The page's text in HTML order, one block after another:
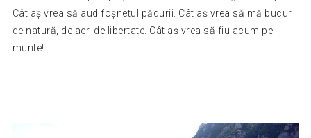
Cât aș vrea să aud foșnetul pădurii. Cât aș vrea să mă bucur
de natură, de aer, de libertate. Cât aș vrea să fiu acum pe
munte!